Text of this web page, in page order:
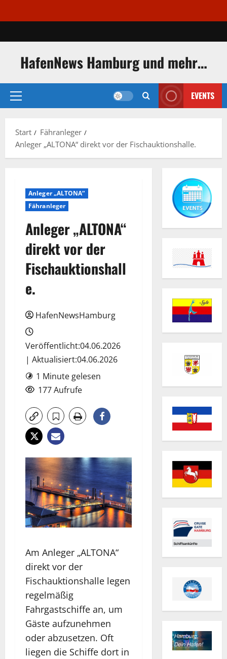
Inhalt
HafenNews Hamburg und mehr…
Primäres
EVENTS
Start
Fähranleger
Anleger „ALTONA“ direkt vor der Fischauktionshalle.
Anleger „ALTONA“
Fähranleger
Anleger „ALTONA“
direkt vor der
Fischauktionshall
e.
HafenNewsHamburg
Veröffentlicht:04.06.2026
| Aktualisiert:04.06.2026
1 Minute gelesen
177 Aufrufe
Am Anleger „ALTONA“
direkt vor der
Fischauktionshalle legen
regelmäßig
Fahrgastschiffe an, um
Gäste aufzunehmen
oder abzusetzen. Oft
liegen die Schiffe dort in